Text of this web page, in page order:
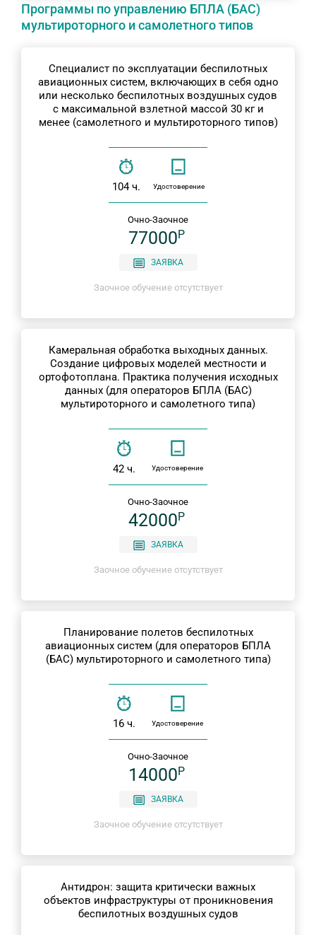
Программы по управлению БПЛА (БАС)
мультироторного и самолетного типов
Специалист по эксплуатации беспилотных
авиационных систем, включающих в себя одно
или несколько беспилотных воздушных судов
с максимальной взлетной массой 30 кг и
менее (самолетного и мультироторного типов)
104 ч. Удостоверение
Очно-Заочное
77000P
ЗАЯВКА
Заочное обучение отсутствует
Камеральная обработка выходных данных.
Создание цифровых моделей местности и
ортофотоплана. Практика получения исходных
данных (для операторов БПЛА (БАС)
мультироторного и самолетного типа)
42 ч. Удостоверение
Очно-Заочное
42000P
ЗАЯВКА
Заочное обучение отсутствует
Планирование полетов беспилотных
авиационных систем (для операторов БПЛА
(БАС) мультироторного и самолетного типа)
16 ч. Удостоверение
Очно-Заочное
14000P
ЗАЯВКА
Заочное обучение отсутствует
Антидрон: защита критически важных
объектов инфраструктуры от проникновения
беспилотных воздушных судов